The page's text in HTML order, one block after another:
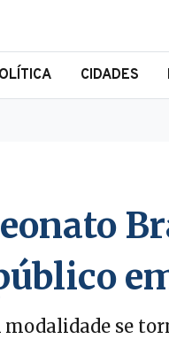
CIDADES
modalidade se